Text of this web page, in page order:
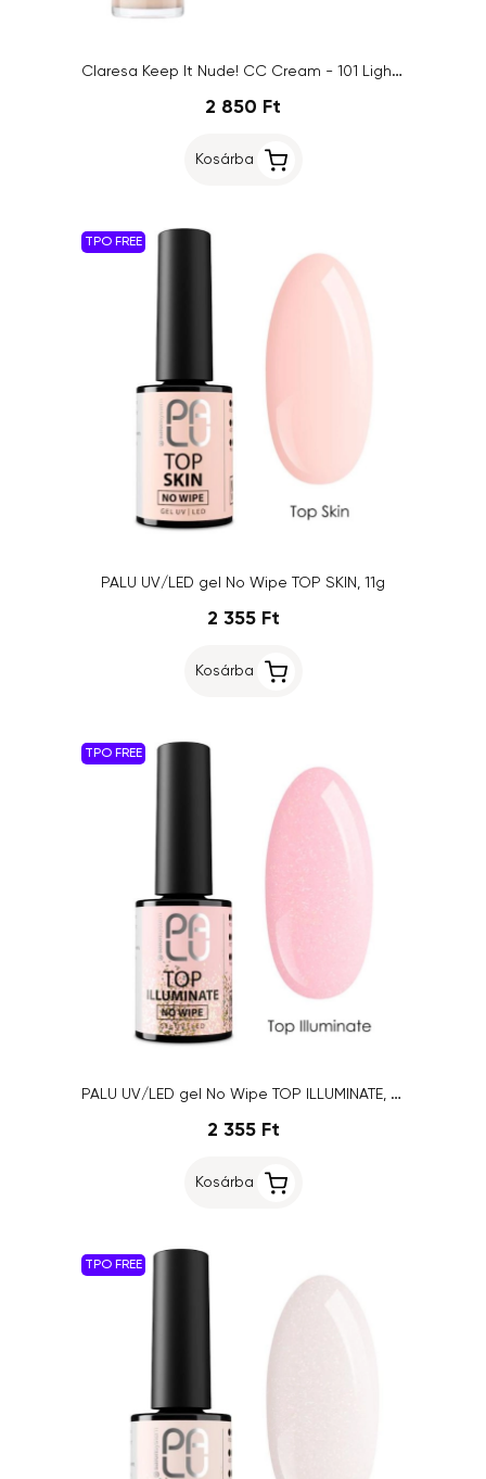
Claresa Keep It Nude! CC Cream - 101 Light, 34g
2 850 Ft
Kosárba
TPO FREE
PALU UV/LED gel No Wipe TOP SKIN, 11g
2 355 Ft
Kosárba
TPO FREE
PALU UV/LED gel No Wipe TOP ILLUMINATE, 11g
2 355 Ft
Kosárba
TPO FREE